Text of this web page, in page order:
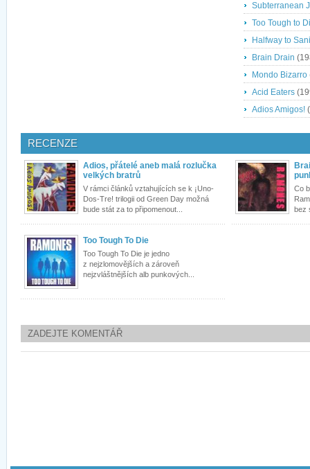
Subterranean
Too Tough to
Halfway to
Brain Drain
Mondo Bizarro
Acid Eaters
Adios Amigos!
RECENZE
Adios, přátelé aneb malá rozlučka
velkých bratrů
V rámci článků vztahujících se k ¡Uno-
Dos-Tre! trilogii od Green Day možná
bude stát za to připomenout...
Co
bez
Too Tough To Die
Too Tough To Die je jedno
z nejzlomovějších a zároveň
nejzvláštnějších alb punkových...
ZADEJTE KOMENTÁŘ